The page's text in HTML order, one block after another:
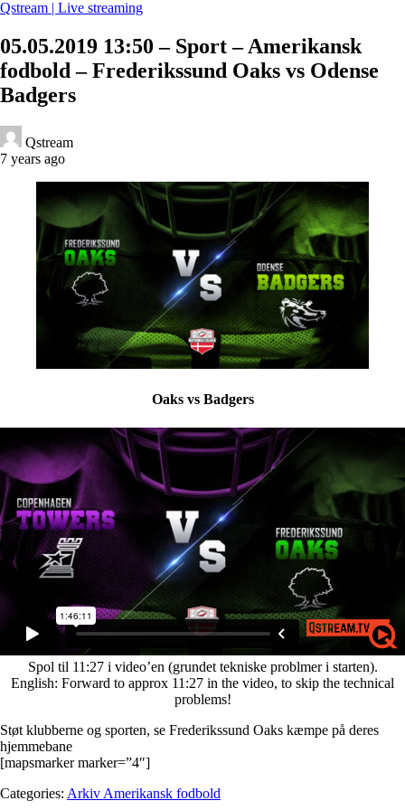
Qstream | Live streaming
05.05.2019 13:50 – Sport – Amerikansk
fodbold – Frederikssund Oaks vs Odense
Badgers
Qstream
7 years ago
Oaks vs Badgers
Spol til 11:27 i video’en (grundet tekniske problmer i starten).
English: Forward to approx 11:27 in the video, to skip the technical
problems!
Støt klubberne og sporten, se Frederikssund Oaks kæmpe på deres
hjemmebane
[mapsmarker marker=”4″]
Categories: Arkiv Amerikansk fodbold